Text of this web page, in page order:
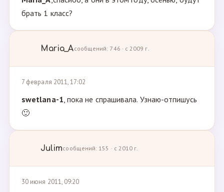
брать 1 класс?
Maria_Aсообщений: 746 · с 2009 г.
7 февраля 2011, 17:02
swetlana-1, пока не спрашивала. Узнаю-отпишусь
🙂
Julimсообщений: 155 · с 2010 г.
30 июня 2011, 09:20